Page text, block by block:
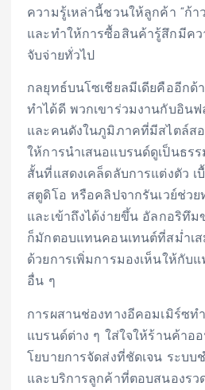
ความรู้เหล่านี้ชวนให้ลูกค้า “ก้า
และทำให้การซื้อสินค้ารู้สึกมีค
จับจ่ายทั่วไป
กลยุทธ์บนโซเชียลมีเดียคืออีกด้
ทำได้ดี พวกเขาร่วมงานกับอินฟ
และคนดังในภูมิภาคที่มีสไตล์ส
ให้การนำเสนอแบรนด์ดูเป็นธร
สั้นที่แสดงเคล็ดลับการแต่งตัว เ
สตูดิโอ หรือคลิปจากรันเวย์ช่ว
และเข้าถึงได้ง่ายขึ้น อัลกอริทึ
ก็มักตอบแทนคอนเทนต์ที่สม่ำเ
ด้วยการเพิ่มการมองเห็นให้กับ
อื่น ๆ
การผสานช่องทางอีคอมเมิร์ซ
แบรนด์ต่าง ๆ ใส่ใจให้ร้านค้าอ
โยบายการจัดส่งที่ชัดเจน ระบบ
และบริการลูกค้าที่ตอบสนองรว